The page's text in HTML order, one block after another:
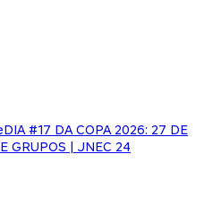
DIA #17 DA COPA 2026: 27 DE
GRUPOS | JNEC 24